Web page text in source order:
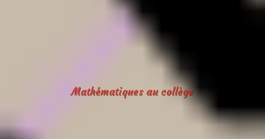
Mathématiques au collège